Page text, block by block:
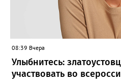
08:39 Вчера
Улыбнитесь:
участвовать во